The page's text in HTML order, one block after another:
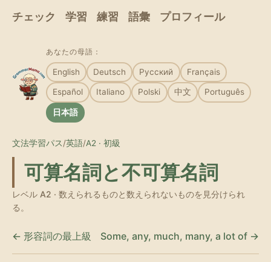
チェック 学習 練習 語彙 プロフィール
あなたの母語：
English Deutsch Русский Français
Español Italiano Polski 中文 Português
日本語
文法学習パス/英語/A2 · 初級
可算名詞と不可算名詞
レベル A2 · 数えられるものと数えられないものを見分けられ
る。
← 形容詞の最上級 Some, any, much, many, a lot of →